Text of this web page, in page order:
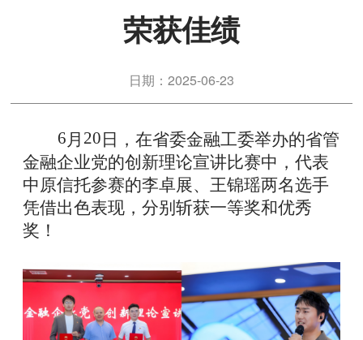
荣获佳绩
日期：2025-06-23
6月 20 日，在省委金融工委举办的省管
金融企业党的创新理论宣讲比赛中，代表
中原信托参赛的李卓展、王锦瑶两名选手
凭借出色表现，分别斩获一等奖和优秀
奖！